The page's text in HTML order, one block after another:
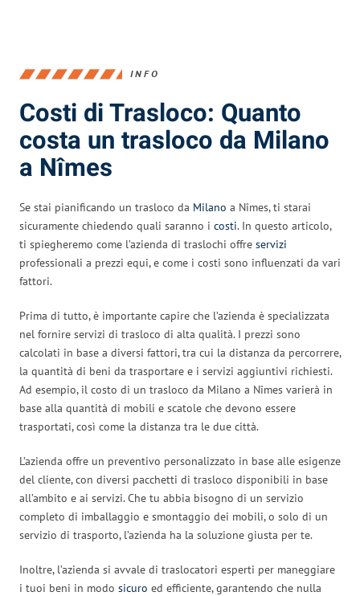
INFO
Costi di Trasloco: Quanto
costa un trasloco da Milano
a Nîmes
Se stai pianificando un trasloco da Milano a Nîmes, ti starai
sicuramente chiedendo quali saranno i costi. In questo articolo,
ti spiegheremo come l’azienda di traslochi offre servizi
professionali a prezzi equi, e come i costi sono influenzati da vari
fattori.
Prima di tutto, è importante capire che l’azienda è specializzata
nel fornire servizi di trasloco di alta qualità. I prezzi sono
calcolati in base a diversi fattori, tra cui la distanza da percorrere,
la quantità di beni da trasportare e i servizi aggiuntivi richiesti.
Ad esempio, il costo di un trasloco da Milano a Nîmes varierà in
base alla quantità di mobili e scatole che devono essere
trasportati, così come la distanza tra le due città.
L’azienda offre un preventivo personalizzato in base alle esigenze
del cliente, con diversi pacchetti di trasloco disponibili in base
all’ambito e ai servizi. Che tu abbia bisogno di un servizio
completo di imballaggio e smontaggio dei mobili, o solo di un
servizio di trasporto, l’azienda ha la soluzione giusta per te.
Inoltre, l’azienda si avvale di traslocatori esperti per maneggiare
i tuoi beni in modo sicuro ed efficiente, garantendo che nulla